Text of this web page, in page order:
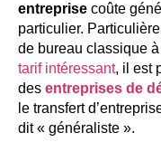
entreprise coûte
particulier.
de bureau classique
tarif intéressant, il est
des entreprises de
le transfert
dit « généraliste ».